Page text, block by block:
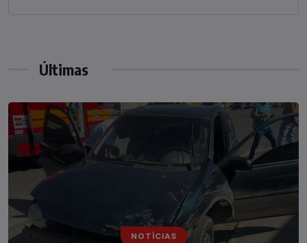
Últimas
NOTÍCIAS
NOTÍCIAS